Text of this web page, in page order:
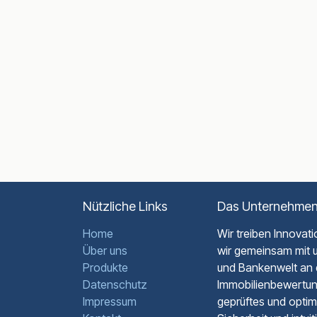
Nützliche Links
Home
Über uns
Produkte
Datenschutz
Impressum
Das
Wir treiben
wir gemeinsam mit
und Bankenwelt
geprüftes und